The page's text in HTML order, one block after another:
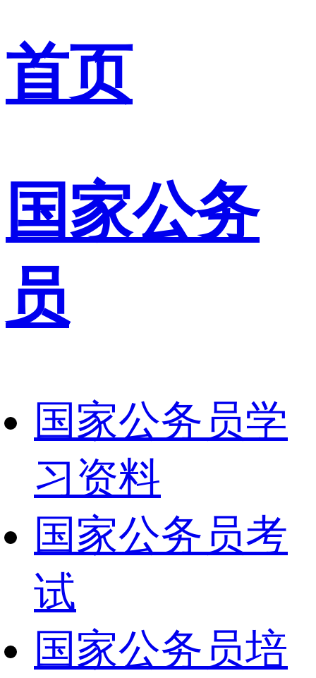
首页
国家公务
员
国家公务员学
习资料
国家公务员考
试
国家公务员培